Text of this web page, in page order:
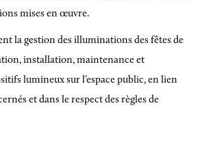
mises en œuvre.
la gestion des illuminations des fêtes de
installation, maintenance et
lumineux sur l’espace public, en lien
et dans le respect des règles de